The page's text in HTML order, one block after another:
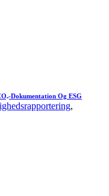
Dokumentation Og ESG
,